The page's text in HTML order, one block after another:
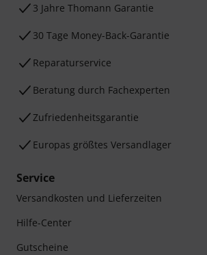
3 Jahre Thomann Garantie
30 Tage Money-Back-Garantie
Reparaturservice
Beratung durch Fachexperten
Zufriedenheitsgarantie
Europas größtes Versandlager
Service
Versandkosten und Lieferzeiten
Hilfe-Center
Gutscheine